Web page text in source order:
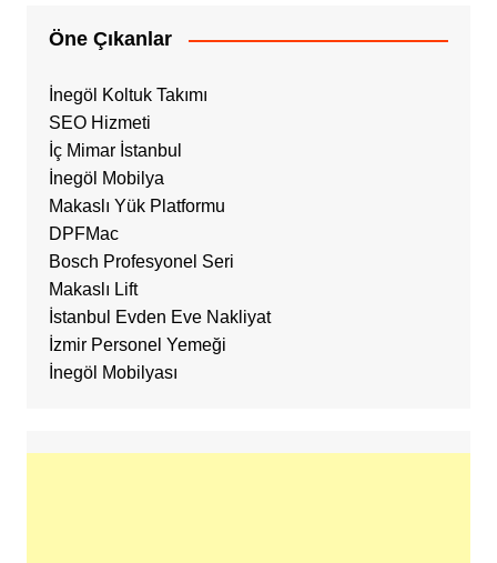
Öne Çıkanlar
İnegöl Koltuk Takımı
SEO Hizmeti
İç Mimar İstanbul
İnegöl Mobilya
Makaslı Yük Platformu
DPFMac
Bosch Profesyonel Seri
Makaslı Lift
İstanbul Evden Eve Nakliyat
İzmir Personel Yemeği
İnegöl Mobilyası